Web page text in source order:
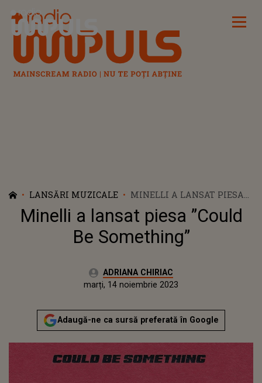
Radio Impuls
LANSĂRI MUZICALE
MINELLI A LANSAT PIESA
”COULD BE SOMETHING”
Minelli a lansat piesa ”Could
Be Something”
Autor:ADRIANA CHIRIAC
luni, 14 noiembrie 2022Actualizat:
marți, 14 noiembrie 2023
Adaugă-ne ca sursă preferată în Google